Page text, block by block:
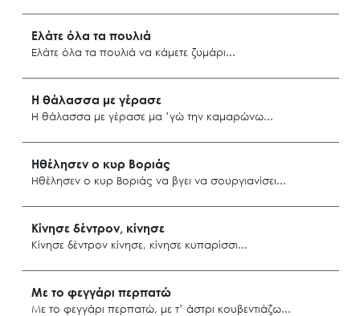
Ελάτε όλα τα πουλιά
Ελάτε όλα τα πουλιά να κάμετε ζυμάρι
Η θάλασσα με γέρασε
Η θάλασσα με γέρασε μα ’γώ την καμαρώνω
Ηθέλησεν ο κυρ Βοριάς
Ηθέλησεν ο κυρ Βοριάς να βγει να σουργιανίσει
Νίσυρος
Κίνησε δέντρον, κίνησε
Κίνησε δέντρον κίνησε, κίνησε κυπαρίσσι
Μονόλιθο Ρόδου
Με το φεγγάρι περπατώ
Με το φεγγάρι περπατώ, με τ’ άστρι κουβεντιάζω